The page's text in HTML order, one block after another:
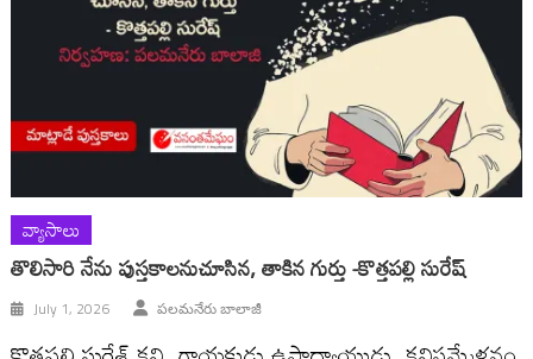
వ్యాసాలు
తొలిసారి నేను పుస్తకాలనుచూసిన, తాకిన గుర్తు -కొత్తపల్లి సురేష్
July 1, 2026 పలమనేరు బాలాజీ